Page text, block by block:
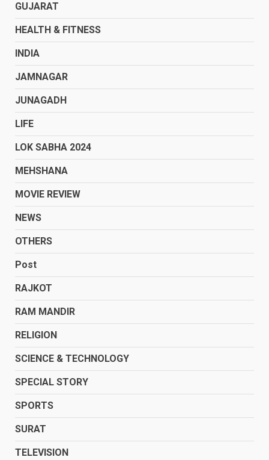
GUJARAT
HEALTH & FITNESS
INDIA
JAMNAGAR
JUNAGADH
LIFE
LOK SABHA 2024
MEHSHANA
MOVIE REVIEW
NEWS
OTHERS
Post
RAJKOT
RAM MANDIR
RELIGION
SCIENCE & TECHNOLOGY
SPECIAL STORY
SPORTS
SURAT
TELEVISION